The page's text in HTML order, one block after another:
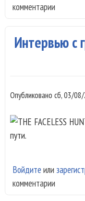
комментарии
Интервью с
Опубликовано сб, 03/
Войдите или
комментарии